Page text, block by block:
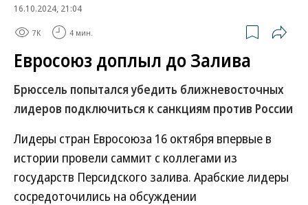
16.10.2024, 21:04
7K 4 мин.
Евросоюз доплыл до Залива
Брюссель попытался убедить ближневосточных
лидеров подключиться к санкциям против России
Лидеры стран Евросоюза 16 октября впервые в
истории провели саммит с коллегами из
государств Персидского залива. Арабские лидеры
сосредоточились на обсуждении